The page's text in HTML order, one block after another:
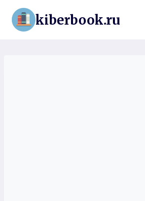
Перейти
содержимому
kiberbook.ru